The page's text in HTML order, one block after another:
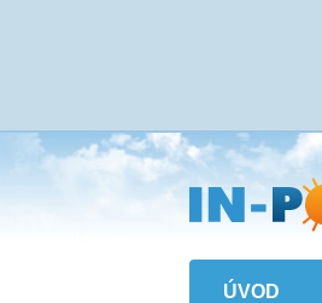
Přejít
na
hlavní
obsah
ÚVOD